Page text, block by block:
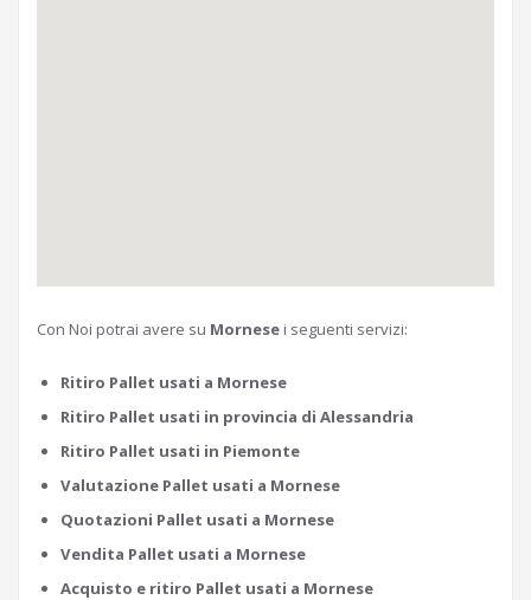
Con Noi potrai avere su Mornese i seguenti servizi:
Ritiro Pallet usati a Mornese
Ritiro Pallet usati in provincia di Alessandria
Ritiro Pallet usati in Piemonte
Valutazione Pallet usati a Mornese
Quotazioni Pallet usati a Mornese
Vendita Pallet usati a Mornese
Acquisto e ritiro Pallet usati a Mornese